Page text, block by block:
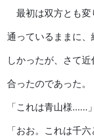
最初は双方とも変
通っているままに
しかったが、さて
合ったのであった。
「これは青山様……」
「おお。これは千